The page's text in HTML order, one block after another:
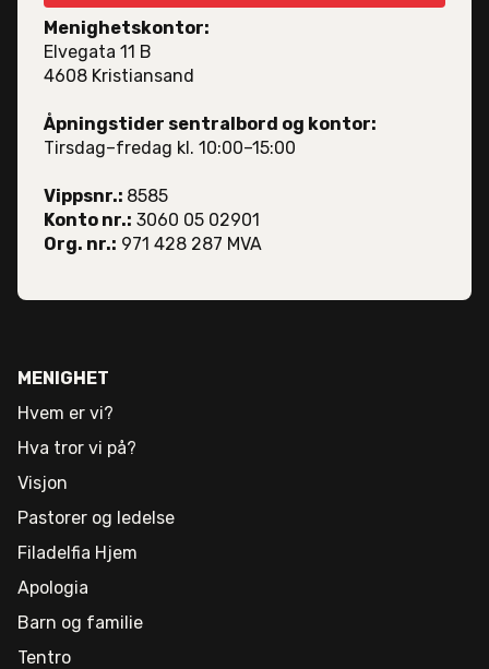
Menighetskontor:
Elvegata 11 B
4608 Kristiansand
Åpningstider sentralbord og kontor:
Tirsdag–fredag kl. 10:00–15:00
Vippsnr.: 8585
Konto nr.: 3060 05 02901
Org. nr.: 971 428 287 MVA
MENIGHET
Hvem er vi?
Hva tror vi på?
Visjon
Pastorer og ledelse
Filadelfia Hjem
Apologia
Barn og familie
Tentro